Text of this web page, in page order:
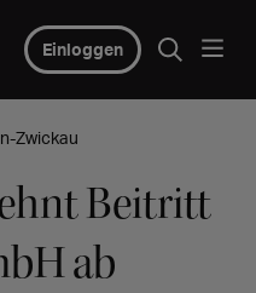
Einloggen
Zwickau
Beitritt
ab